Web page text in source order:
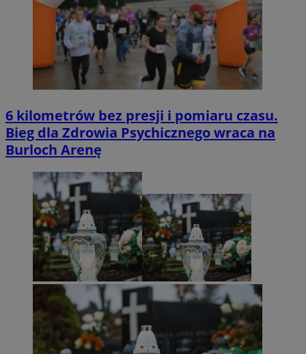
6 kilometrów bez presji i pomiaru czasu.
Bieg dla Zdrowia Psychicznego wraca na
Burloch Arenę